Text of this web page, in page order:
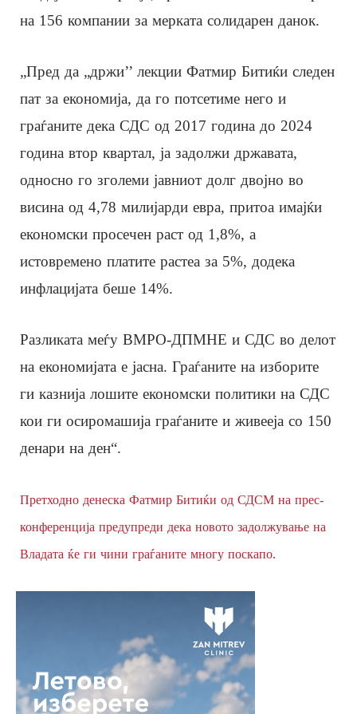
на 156 компании за мерката солидарен данок.
„Пред да „држи’’ лекции Фатмир Битиќи следен
пат за економија, да го потсетиме него и
граѓаните дека СДС од 2017 година до 2024
година втор квартал, ја задолжи државата,
односно го зголеми јавниот долг двојно во
висина од 4,78 милијарди евра, притоа имајќи
економски просечен раст од 1,8%, а
истовремено платите растеа за 5%, додека
инфлацијата беше 14%.
Разликата меѓу ВМРО-ДПМНЕ и СДС во делот
на економијата е јасна. Граѓаните на изборите
ги казнија лошите економски политики на СДС
кои ги осиромашија граѓаните и живееја со 150
денари на ден“.
Претходно денеска Фатмир Битиќи од СДСМ на прес-
конференција предупреди дека новото задолжување на
Владата ќе ги чини граѓаните многу поскапо.